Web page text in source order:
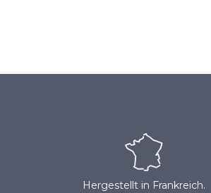
Hergestellt in Frankreich.